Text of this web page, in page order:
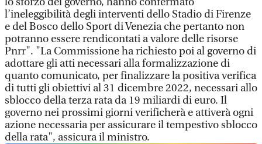
l’ineleggibilità degli interventi dello Stadio di Firenze
e del Bosco dello Sport di Venezia che pertanto non
potranno essere rendicontati a valore delle risorse
Pnrr". "La Commissione ha richiesto poi al governo di
adottare gli atti necessari alla formalizzazione di
quanto comunicato, per finalizzare la positiva verifica
di tutti gli obiettivi al 31 dicembre 2022, necessari allo
sblocco della terza rata da 19 miliardi di euro. Il
governo nei prossimi giorni verificherà e attiverà ogni
azione necessaria per assicurare il tempestivo sblocco
della rata", assicura il ministro.